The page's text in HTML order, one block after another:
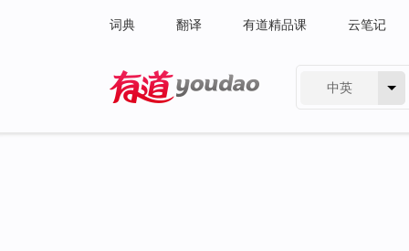
词典 翻译 有道精品课 云笔记
中英